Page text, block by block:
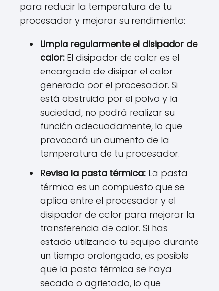
para reducir la temperatura de tu
procesador y mejorar su rendimiento:
Limpia regularmente el disipador de
calor: El disipador de calor es el
encargado de disipar el calor
generado por el procesador. Si
está obstruido por el polvo y la
suciedad, no podrá realizar su
función adecuadamente, lo que
provocará un aumento de la
temperatura de tu procesador.
Revisa la pasta térmica: La pasta
térmica es un compuesto que se
aplica entre el procesador y el
disipador de calor para mejorar la
transferencia de calor. Si has
estado utilizando tu equipo durante
un tiempo prolongado, es posible
que la pasta térmica se haya
secado o agrietado, lo que